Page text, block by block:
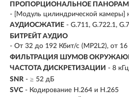
ПРОПОРЦИОНАЛЬНОЕ
- [Модуль цилиндрической камеры]
АУДИОСЖАТИЕ - G.711, G.722.1,
БИТРЕЙТ АУДИО
- От 32 до 192 Кбит/с (MP2L2), от
ФИЛЬТРАЦИЯ ШУМОВ
ЧАСТОТА ДИСКРЕТИЗАЦИИ - 8
SNR - ≥ 52 дБ
SVC - Кодирование H.264 и H.265